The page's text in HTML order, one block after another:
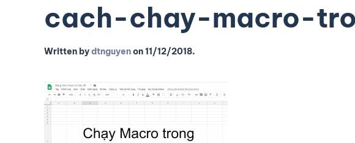
cach-chay-macro-
Written bydtnguyenon11/12/2018.